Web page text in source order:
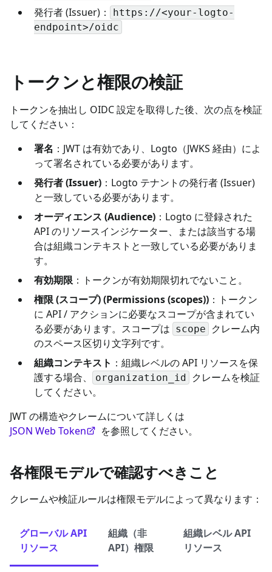
発行者 (Issuer)：
https://<your-logto-
endpoint>/oidc
トークンと権限の検証
トークンを抽出し OIDC 設定を取得した後、次の点を検証
してください：
署名 ：JWT は有効であり、Logto（JWKS 経由）によ
って署名されている必要があります。
発行者 (Issuer) ：Logto テナントの発行者 (Issuer)
と一致している必要があります。
オーディエンス (Audience) ：Logto に登録された
API のリソースインジケーター、または該当する場
合は組織コンテキストと一致している必要がありま
す。
有効期限 ：トークンが有効期限切れでないこと。
権限 (スコープ) (Permissions (scopes)) ：トークン
に API / アクションに必要なスコープが含まれてい
る必要があります。スコープは scope
クレーム内
のスペース区切り文字列です。
組織コンテキスト ：組織レベルの API リソースを保
護する場合、
organization_id
クレームを検証
してください。
JWT の構造やクレームについて詳しくは
JSON Web Token
を参照してください。
各権限モデルで確認すべきこと
クレームや検証ルールは権限モデルによって異なります：
グローバル API
リソース
組織（非
API）権限
組織レベル API
リソース